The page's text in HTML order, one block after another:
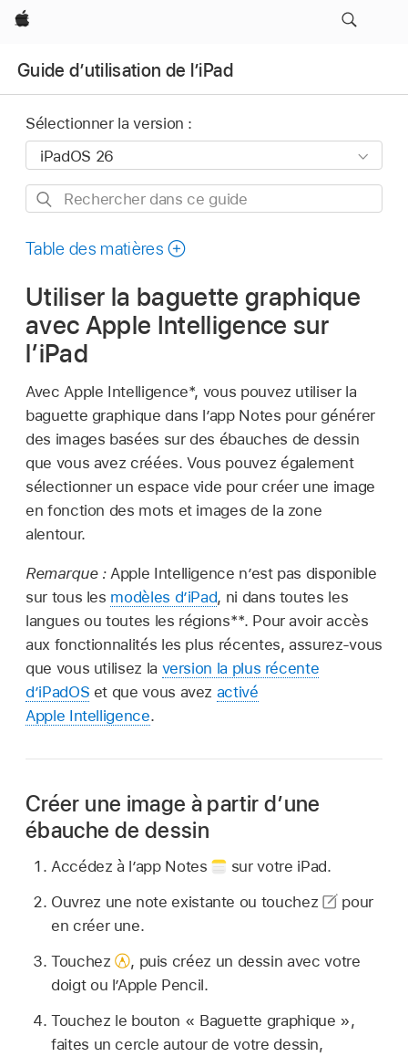
Apple
Guide d’utilisation de l’iPad
Sélectionner la version :
Rechercher
ce
Table des matières
Utiliser la baguette graphique
avec Apple Intelligence sur
l’iPad
Avec Apple Intelligence*, vous pouvez utiliser la
baguette graphique dans l’app Notes pour générer
des images basées sur des ébauches de dessin
que vous avez créées. Vous pouvez également
sélectionner un espace vide pour créer une image
en fonction des mots et images de la zone
alentour.
Remarque : Apple Intelligence n’est pas disponible
sur tous les modèles d’iPad, ni dans toutes les
langues ou toutes les régions**. Pour avoir accès
aux fonctionnalités les plus récentes, assurez-vous
que vous utilisez la version la plus récente
d’iPadOS et que vous avez activé
Apple Intelligence.
Créer une image à partir d’une
ébauche de dessin
Accédez à l’app Notes
sur votre iPad.
Ouvrez une note existante ou touchez
pour
en créer une.
Touchez
, puis créez un dessin avec votre
doigt ou l’Apple Pencil.
Touchez le bouton « Baguette graphique »,
faites un cercle autour de votre dessin,